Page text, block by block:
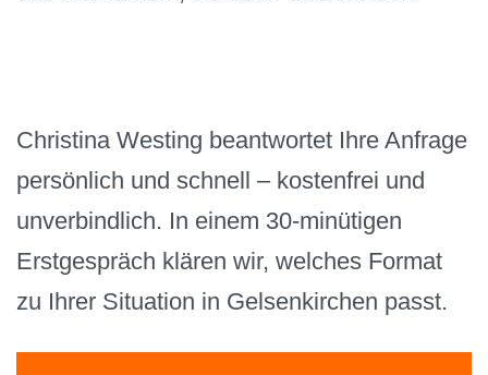
Christina Westing beantwortet Ihre Anfrage
persönlich und schnell – kostenfrei und
unverbindlich. In einem 30-minütigen
Erstgespräch klären wir, welches Format
zu Ihrer Situation in Gelsenkirchen passt.